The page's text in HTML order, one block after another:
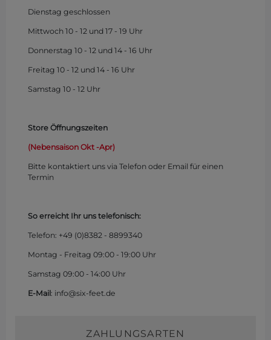
Dienstag geschlossen
Mittwoch 10 - 12 und 17 - 19 Uhr
Donnerstag 10 - 12 und 14 - 16 Uhr
Freitag 10 - 12 und 14 - 16 Uhr
Samstag 10 - 12 Uhr
Store Öffnungszeiten
(Nebensaison Okt -Apr)
Bitte kontaktiert uns via Telefon oder Email für einen
Termin
So erreicht Ihr uns telefonisch:
Telefon: +49 (0)8382 - 8899340
Montag - Freitag 09:00 - 19:00 Uhr
Samstag 09:00 - 14:00 Uhr
E-Mail: info@six-feet.de
ZAHLUNGSARTEN